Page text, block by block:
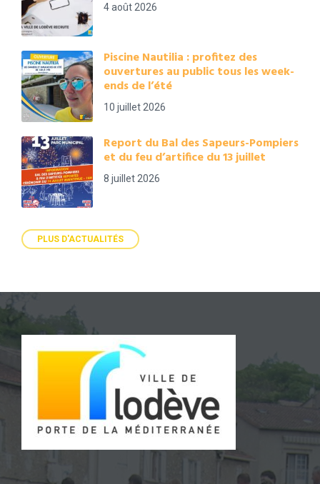
4 août 2026
Piscine Nautilia : profitez des
ouvertures au public tous les week-
ends de l’été
10 juillet 2026
Report du Bal des Sapeurs-Pompiers
et du feu d’artifice du 13 juillet
8 juillet 2026
PLUS D'ACTUALITÉS